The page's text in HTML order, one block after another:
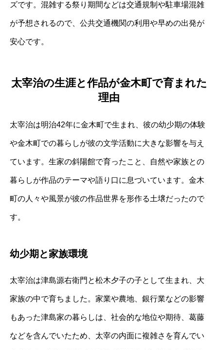
ズです。混雑する祭り期間などは交通規制や駐車場混雑
が予想されるので、公共交通機関の利用や早めの出発が
安心です。
太宰治の生涯と作品が金木町で育まれた
理由
太宰治は明治42年に金木町で生まれ、彼の幼少期の体験
や金木町での暮らしが彼の文学活動に大きな影響を与え
ています。生家の斜陽館で育ったこと、自然や家族との
暮らしが作品のテーマや語り口に息づいています。金木
町の人々や風景が彼の作品世界を形作る土壌だったので
す。
幼少期と家族環境
太宰治は津島源右衛門と松木夕子の子として生まれ、大
家族の中で育ちました。家業や農地、銀行業などの影響
もあった津島家の暮らしは、社会的な地位や期待、葛藤
などを含んでいたため、太宰の内面に複雑さを育んでい